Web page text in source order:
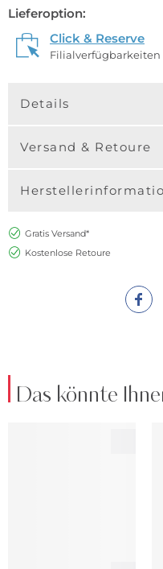
Lieferoption:
Click & Reserve
Filialverfügbarkeiten
Details
Versand & Retoure
Gratis Versand*
Kostenlose Retoure
Das könnte